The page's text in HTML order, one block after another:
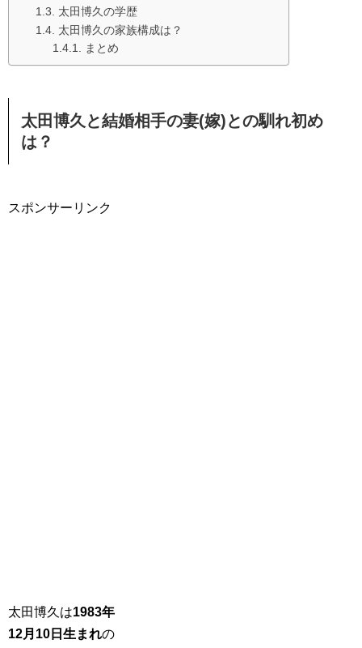
太田博久の学歴
太田博久の家族構成は？
まとめ
太田博久と結婚相手の妻(嫁)との馴れ初め
は？
スポンサーリンク
太田博久は1983年
12月10日生まれの